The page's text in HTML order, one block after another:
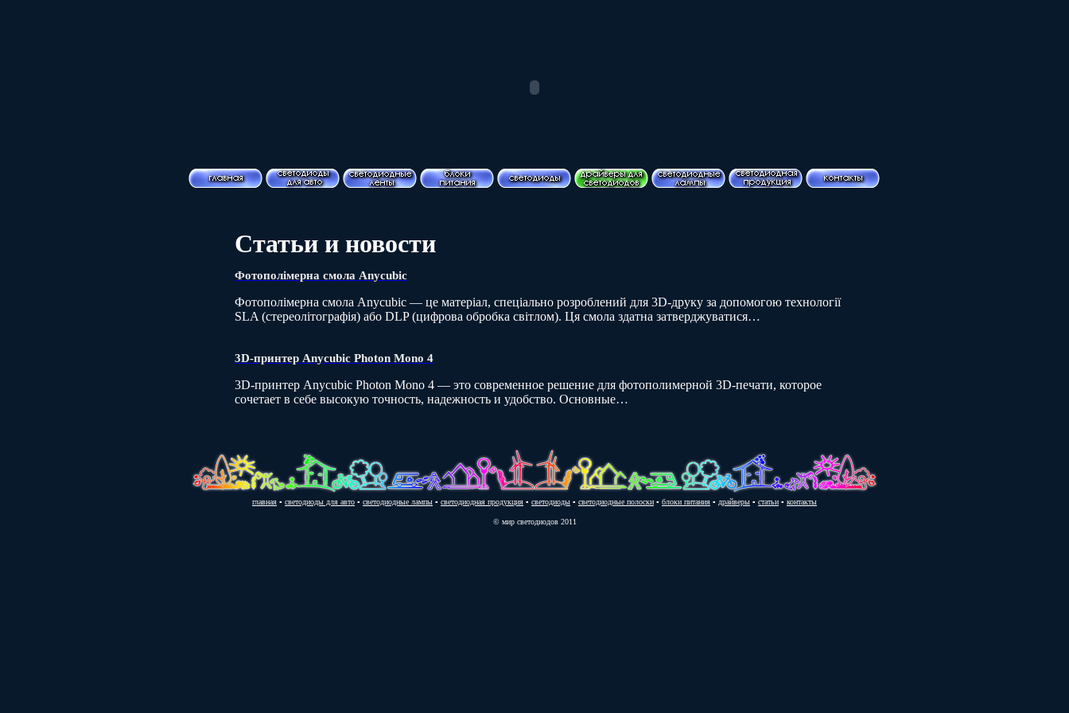
Статьи и новости
Фотополімерна смола Anycubic
Фотополімерна смола Anycubic — це матеріал, спеціально розроблений для 3D-друку за допомогою технології
SLA (стереолітографія) або DLP (цифрова обробка світлом). Ця смола здатна затверджуватися…
3D-принтер Anycubic Photon Mono 4
3D-принтер Anycubic Photon Mono 4 — это современное решение для фотополимерной 3D-печати, которое
сочетает в себе высокую точность, надежность и удобство. Основные…
главная ▪ светодиоды для авто ▪ светодиодные лампы ▪ светодиодная продукция ▪ светодиоды ▪ светодиодные полоски ▪ блоки питания ▪ драйверы ▪ статьи ▪ контакты
© мир светодиодов 2011